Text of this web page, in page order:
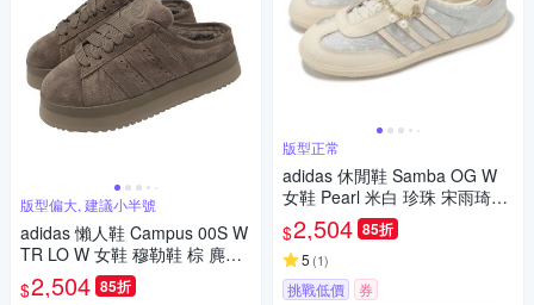
版型偏大, 建議小半號
adidas 懶人鞋 Campus 00S W
TR LO W 女鞋 穆勒鞋 棕 麂皮
厚底 絨毛 JR3731
$2,504 85折
版型正常
adidas 休閒鞋 Samba OG W
女鞋 Pearl 米白 珍珠 宋雨琦同
款 愛迪達 JQ2616
$2,504 85折
5 (1)
挑戰低價 券